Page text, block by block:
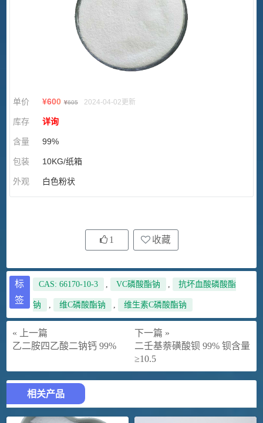
单价 ¥600 ¥605 2024-04-02更新
库存 详询
含量 99%
包装 10KG/纸箱
外观 白色粉状
1 收藏
标
签
CAS: 66170-10-3 , VC磷酸酯钠 , 抗坏血酸磷酸酯
钠 , 维C磷酸酯钠 , 维生素C磷酸酯钠
« 上一篇
乙二胺四乙酸二钠钙 99%
下一篇 »
二壬基萘磺酸钡 99% 钡含量
≥10.5
相关产品